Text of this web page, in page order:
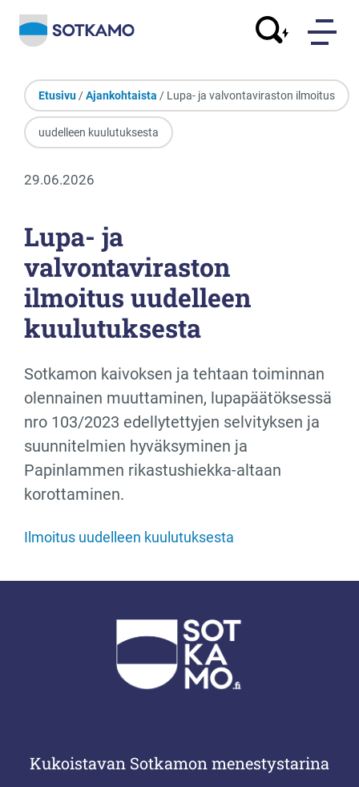
Etusivu /Ajankohtaista / Lupa- ja valvontaviraston ilmoitus
uudelleen kuulutuksesta
29.06.2026
Lupa- ja
valvontaviraston
ilmoitus uudelleen
kuulutuksesta
Sotkamon kaivoksen ja tehtaan toiminnan
olennainen muuttaminen, lupapäätöksessä
nro 103/2023 edellytettyjen selvityksen ja
suunnitelmien hyväksyminen ja
Papinlammen rikastushiekka-altaan
korottaminen.
Ilmoitus uudelleen kuulutuksesta
Kukoistavan Sotkamon menestystarina